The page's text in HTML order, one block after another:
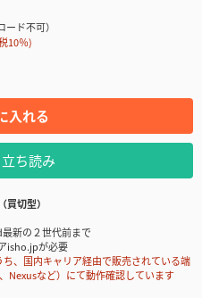
ド不可）
10％)
入れる
ち読み
切型）
新の２世代前まで
isho.jpが必要
、国内キャリア経由で販売されている端
Nexusなど）にて動作確認しています